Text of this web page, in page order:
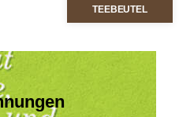
und die
bestimmt.
TEEBEUTEL